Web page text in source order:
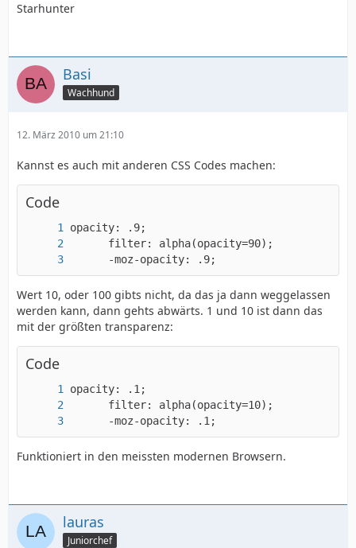
Starhunter
Basi
Wachhund
12. März 2010 um 21:10
Kannst es auch mit anderen CSS Codes machen:
Code
      -moz-opacity: .9;
Wert 10, oder 100 gibts nicht, da das ja dann weggelassen
werden kann, dann gehts abwärts. 1 und 10 ist dann das
mit der größten transparenz:
Code
      -moz-opacity: .1;
Funktioniert in den meissten modernen Browsern.
lauras
Juniorchef